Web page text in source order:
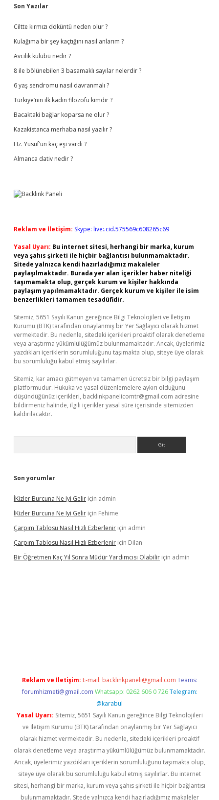
Sidebar
Son Yazılar
Ciltte kırmızı döküntü neden olur ?
Kulağıma bir şey kaçtığını nasıl anlarım ?
Avcılık kulübü nedir ?
8 ile bölünebilen 3 basamaklı sayılar nelerdir ?
6 yaş sendromu nasıl davranmalı ?
Türkiye’nin ilk kadın filozofu kimdir ?
Bacaktaki bağlar koparsa ne olur ?
Kazakistanca merhaba nasıl yazılır ?
Hz. Yusuf’un kaç eşi vardı ?
Almanca dativ nedir ?
Reklam ve İletişim: Skype: live:.cid.575569c608265c69
Yasal Uyarı: Bu internet sitesi, herhangi bir marka, kurum
veya şahıs şirketi ile hiçbir bağlantısı bulunmamaktadır.
Sitede yalnızca kendi hazırladığımız makaleler
paylaşılmaktadır. Burada yer alan içerikler haber niteliği
taşımamakta olup, gerçek kurum ve kişiler hakkında
paylaşım yapılmamaktadır. Gerçek kurum ve kişiler ile isim
benzerlikleri tamamen tesadüfidir.
Sitemiz, 5651 Sayılı Kanun gereğince Bilgi Teknolojileri ve İletişim
Kurumu (BTK) tarafından onaylanmış bir Yer Sağlayıcı olarak hizmet
vermektedir. Bu nedenle, sitedeki içerikleri proaktif olarak denetleme
veya araştırma yükümlülüğümüz bulunmamaktadır. Ancak, üyelerimiz
yazdıkları içeriklerin sorumluluğunu taşımakta olup, siteye üye olarak
bu sorumluluğu kabul etmiş sayılırlar.
Sitemiz, kar amacı gütmeyen ve tamamen ücretsiz bir bilgi paylaşım
platformudur. Hukuka ve yasal düzenlemelere aykırı olduğunu
düşündüğünüz içerikleri, backlinkpanelicomtr@gmail.com adresine
bildirmeniz halinde, ilgili içerikler yasal süre içerisinde sitemizden
kaldırılacaktır.
Son yorumlar
İKizler Burcuna Ne Iyi Gelir için admin
İKizler Burcuna Ne Iyi Gelir için Fehime
Çarpım Tablosu Nasıl Hızlı Ezberlenir için admin
Çarpım Tablosu Nasıl Hızlı Ezberlenir için Dilan
Bir Öğretmen Kaç Yıl Sonra Müdür Yardımcısı Olabilir için admin
Reklam ve İletişim: E-mail: backlinkpaneli@gmail.com Teams:
forumhizmeti@gmail.com Whatsapp: 0262 606 0 726 Telegram:
@karabul
Yasal Uyarı: Sitemiz, 5651 Sayılı Kanun gereğince Bilgi Teknolojileri
ve İletişim Kurumu (BTK) tarafından onaylanmış bir Yer Sağlayıcı
olarak hizmet vermektedir. Bu nedenle, sitedeki içerikleri proaktif
olarak denetleme veya araştırma yükümlülüğümüz bulunmamaktadır.
Ancak, üyelerimiz yazdıkları içeriklerin sorumluluğunu taşımakta olup,
siteye üye olarak bu sorumluluğu kabul etmiş sayılırlar. Bu internet
sitesi, herhangi bir marka, kurum veya şahıs şirketi ile hiçbir bağlantısı
bulunmamaktadır. Sitede yalnızca kendi hazırladığımız makaleler